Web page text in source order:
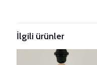
İlgili ürünler